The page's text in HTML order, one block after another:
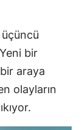
bir
araya
olayların